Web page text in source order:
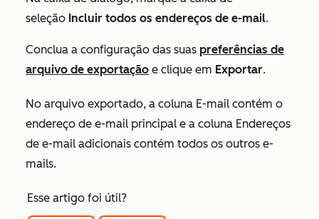
seleção Incluir todos os endereços de e-mail.
Conclua a configuração das suas preferências de
arquivo de exportação e clique em Exportar.
No arquivo exportado, a coluna E-mail contém o
endereço de e-mail principal e a coluna Endereços
de e-mail adicionais contém todos os outros e-
mails.
Esse artigo foi útil?